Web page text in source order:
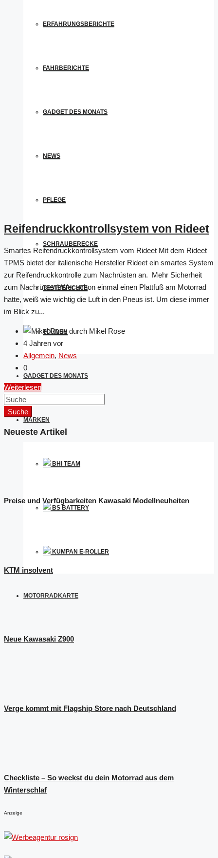
ERFAHRUNGSBERICHTE
FAHRBERICHTE
GADGET DES MONATS
NEWS
PFLEGE
SCHRAUBERECKE
TESTBERICHTE
TOUREN
GADGET DES MONATS
MARKEN
BHI TEAM
BS BATTERY
KUMPAN E-ROLLER
MOTORRADKARTE
Reifendruckkontrollsystem von Rideet
Smartes Reifendruckkontrollsystem vom Rideet Mit dem Rideet
TPMS bietet der italienische Hersteller Rideet ein smartes System
zur Reifendruckkontrolle zum Nachrüsten an. Mehr Sicherheit
zum Nachrüsten! Wer schon einmal einen Plattfuß am Motorrad
hatte, weiß wie wichtig die Luft in den Pneus ist. Um diese immer
im Blick zu...
durch Mikel Rose
4 Jahren vor
Allgemein, News
0
Weiterlesen
Suche
Neueste Artikel
Preise und Verfügbarkeiten Kawasaki Modellneuheiten
KTM insolvent
Neue Kawasaki Z900
Verge kommt mit Flagship Store nach Deutschland
Checkliste – So weckst du dein Motorrad aus dem
Winterschlaf
Anzeige